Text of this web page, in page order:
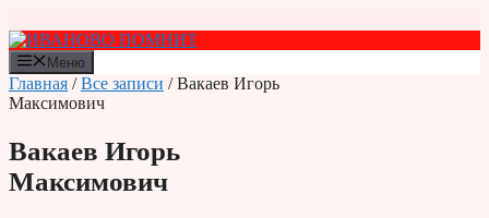
к
содержимому
Меню
Главная /Все записи / Вакаев Игорь
Максимович
Вакаев Игорь
Максимович